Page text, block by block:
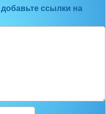
ссылки на